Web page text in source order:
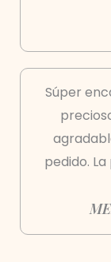
Súper
pedido.